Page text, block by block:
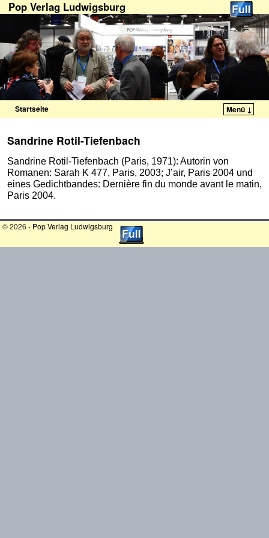
Pop Verlag Ludwigsburg
Startseite Menü ↓
Sandrine Rotil-Tiefenbach
Sandrine Rotil-Tiefenbach (Paris, 1971): Autorin von
Romanen: Sarah K 477, Paris, 2003; J’air, Paris 2004 und
eines Gedichtbandes: Dernière fin du monde avant le matin,
Paris 2004.
© 2026 - Pop Verlag Ludwigsburg